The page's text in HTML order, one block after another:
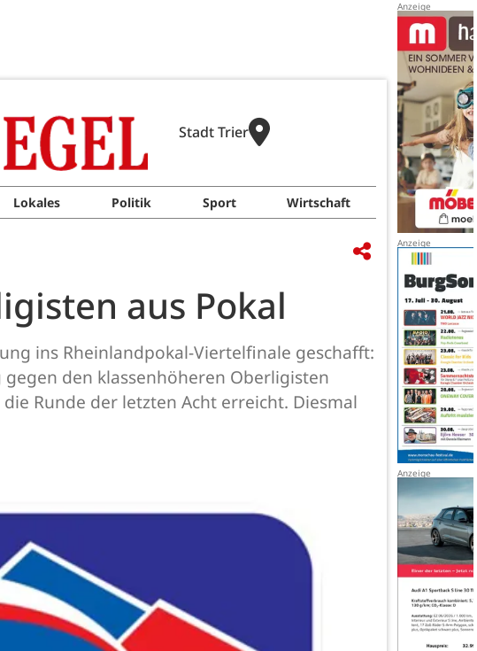
Stadt Trier
Lokales Politik Sport Wirtschaft
aus Pokal
ins Rheinlandpokal-Viertelfinale geschafft:
den klassenhöheren Oberligisten
Runde der letzten Acht erreicht. Diesmal